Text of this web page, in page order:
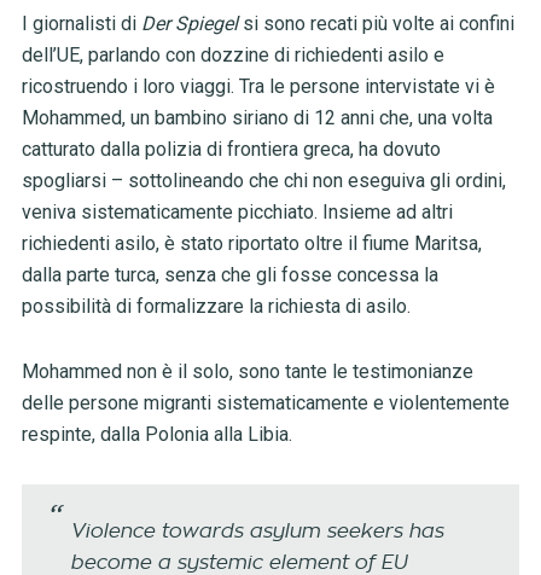
I giornalisti di Der Spiegelsi sono recati più volte ai confini
dell’UE, parlando con dozzine di richiedenti asilo e
ricostruendo i loro viaggi. Tra le persone intervistate vi è
Mohammed, un bambino siriano di 12 anni che, una volta
catturato dalla polizia di frontiera greca, ha dovuto
spogliarsi – sottolineando che chi non eseguiva gli ordini,
veniva sistematicamente picchiato. Insieme ad altri
richiedenti asilo, è stato riportato oltre il fiume Maritsa,
dalla parte turca, senza che gli fosse concessa la
possibilità di formalizzare la richiesta di asilo.
Mohammed non è il solo, sono tante le testimonianze
delle persone migranti sistematicamente e violentemente
respinte, dalla Polonia alla Libia.
Violence towards asylum seekers has
become a systemic element of EU